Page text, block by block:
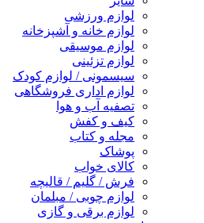
لوازم ورزشی
لوازم خانه و آشپزخانه
لوازم موسیقی
لوازم تزئینی
سیسمونی / لوازم کودک
لوازم اداری فروشگاهی
تصفیه آب و هوا
کیف و کفش
مجله و کتاب
پوشاک
کالای خواب
فرش / گلیم / قالیچه
لوازم چوبی / مبلمان
لوازم برقی و گازی